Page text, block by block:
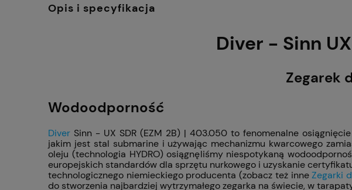
Opis i specyfikacja
Diver - Sinn
Zegarek
Wodoodporność
Diver Sinn - UX SDR (EZM 2B) | 403.050 to fenomenalne
jakim jest stal submarine i używając mechanizmu kwarcowego
oleju (technologia HYDRO) osiągnęliśmy niespotykaną
europejskich standardów dla sprzętu nurkowego i uzyskanie
technologicznego niemieckiego producenta (zobacz też inneZegarki
do stworzenia najbardziej wytrzymałego zegarka na świecie, w